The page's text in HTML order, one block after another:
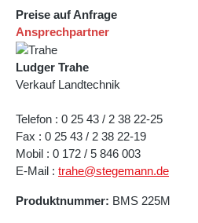
Preise auf Anfrage
Ansprechpartner
Ludger Trahe
Verkauf Landtechnik
Telefon : 0 25 43 / 2 38 22-25
Fax : 0 25 43 / 2 38 22-19
Mobil : 0 172 / 5 846 003
E-Mail : trahe@stegemann.de
Produktnummer: BMS 225M